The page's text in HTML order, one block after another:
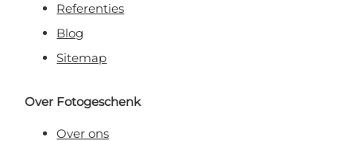
Referenties
Blog
Sitemap
Over Fotogeschenk
Over ons